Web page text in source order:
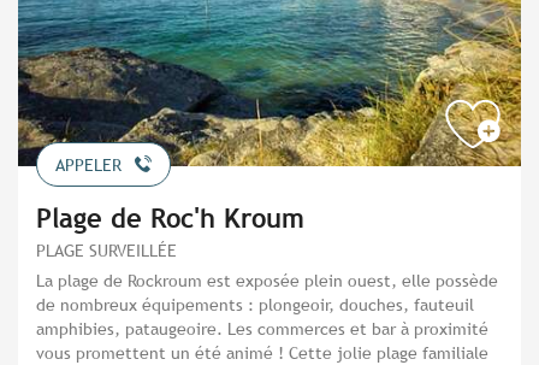
APPELER
Plage de Roc'h Kroum
PLAGE SURVEILLÉE
La plage de Rockroum est exposée plein ouest, elle possède
de nombreux équipements : plongeoir, douches, fauteuil
amphibies, pataugeoire. Les commerces et bar à proximité
vous promettent un été animé ! Cette jolie plage familiale